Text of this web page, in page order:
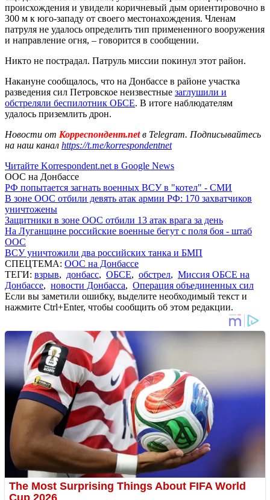
происхождения и увидели коричневый дым ориентировочно в
300 м к юго-западу от своего местонахождения. Членам
патруля не удалось определить тип примененного вооружения
и направление огня, – говорится в сообщении.
Никто не пострадал. Патруль миссии покинул этот район.
Накануне сообщалось, что на Донбассе в районе участка
разведения сил Петровское неизвестные заглушили и
обстреляли беспилотник ОБСЕ. В итоге наблюдателям
удалось приземлить дрон.
Новости от Корреспондент.netв Telegram. Подписывайтесь
на наш канал https://t.me/korrespondentnet
Читайте Korrespondent.net в Google News
ООС на Донбассе
РФ попытается загнать военных ВСУ в "котел" - СМИ
В зоне ООС отбили девять атак армии РФ: 170 захватчиков
уничтожены
Защитники в зоне ООС отбили 13 атак врага за день
На Луганщине российские военные бегут с поля боя - штаб
ООС
ВСУ уничтожили два российских танка и БМП
СПЕЦТЕМА: ООС на Донбассе
ТЕГИ: взрыв, донбасс, ОБСЕ, обстрел, Миссия ОБСЕ на
Донбассе, новости Донбасса, Операция объединенных сил
Если вы заметили ошибку, выделите необходимый текст и
нажмите Ctrl+Enter, чтобы сообщить об этом редакции.